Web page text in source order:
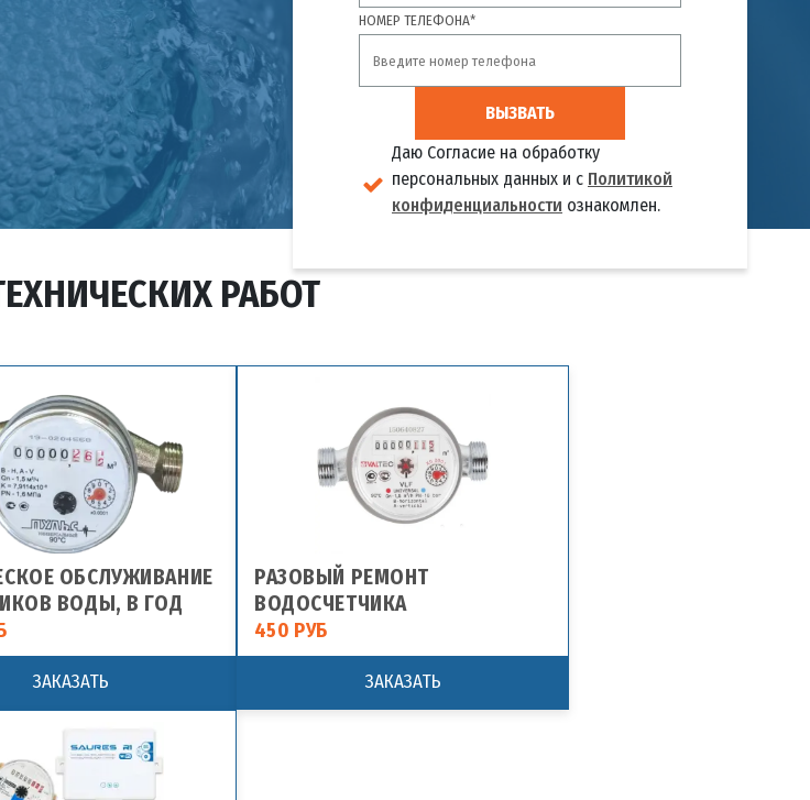
НОМЕР ТЕЛЕФОНА*
ВЫЗВАТЬ
Даю Согласие на обработку
персональных данных и с Политикой
конфиденциальности ознакомлен.
РАБОТ
ОБСЛУЖИВАНИЕ
ВОДЫ, В ГОД
ЗАКАЗАТЬ
РАЗОВЫЙ РЕМОНТ
ВОДОСЧЕТЧИКА
450 РУБ
ЗАКАЗАТЬ